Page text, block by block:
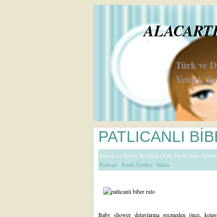
Türk ve
Yemek
PATLICANLI
Pişiren ve Yazan: Neslihan | Yazı Tarihi: Salı,
Patlıcan , Pratik Tarifler , Salata |
Baby shower detaylarına geçmeden önce,